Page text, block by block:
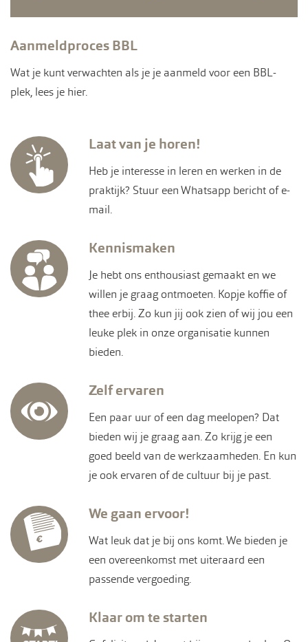
Aanmeldproces BBL
Wat je kunt verwachten als je je aanmeld voor een BBL-
plek, lees je hier.
Laat van je horen!
Heb je interesse in leren en werken in de
praktijk? Stuur een Whatsapp bericht of e-
mail.
Kennismaken
Je hebt ons enthousiast gemaakt en we
willen je graag ontmoeten. Kopje koffie of
thee erbij. Zo kun jij ook zien of wij jou een
leuke plek in onze organisatie kunnen
bieden.
Zelf ervaren
Een paar uur of een dag meelopen? Dat
bieden wij je graag aan. Zo krijg je een
goed beeld van de werkzaamheden. En kun
je ook ervaren of de cultuur bij je past.
We gaan ervoor!
Wat leuk dat je bij ons komt. We bieden je
een overeenkomst met uiteraard een
passende vergoeding.
Klaar om te starten